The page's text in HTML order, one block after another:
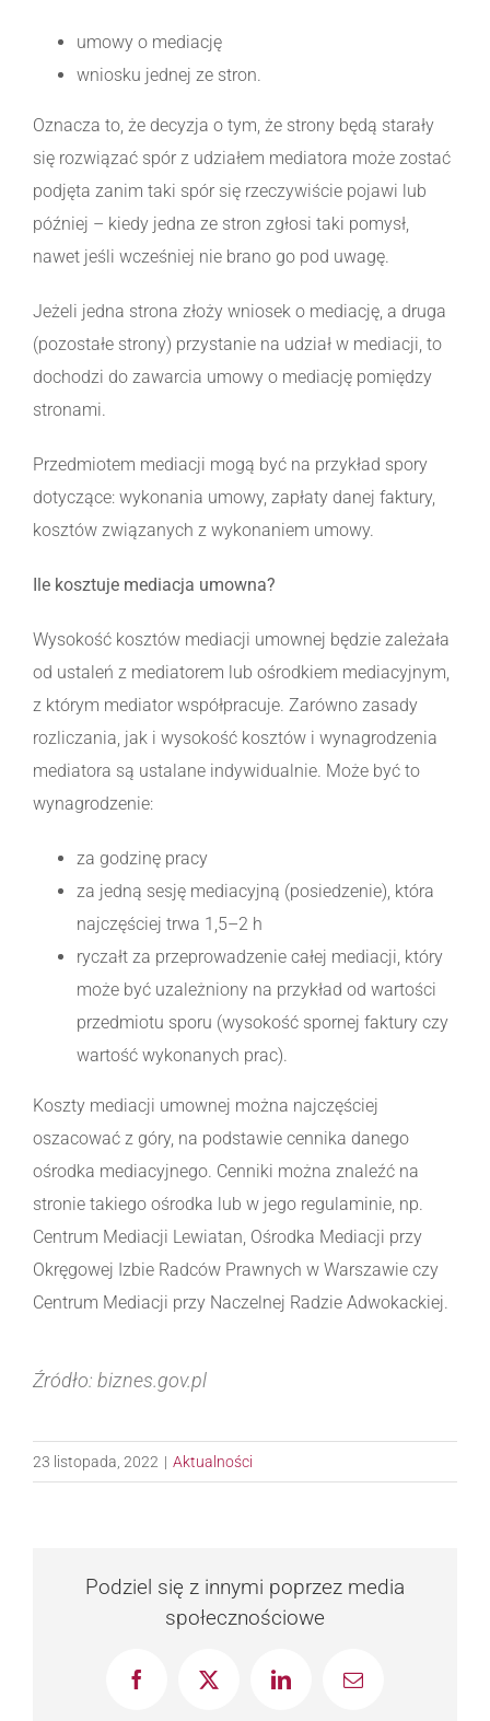
umowy o mediację
wniosku jednej ze stron.
Oznacza to, że decyzja o tym, że strony będą starały
się rozwiązać spór z udziałem mediatora może zostać
podjęta zanim taki spór się rzeczywiście pojawi lub
później – kiedy jedna ze stron zgłosi taki pomysł,
nawet jeśli wcześniej nie brano go pod uwagę.
Jeżeli jedna strona złoży wniosek o mediację, a druga
(pozostałe strony) przystanie na udział w mediacji, to
dochodzi do zawarcia umowy o mediację pomiędzy
stronami.
Przedmiotem mediacji mogą być na przykład spory
dotyczące: wykonania umowy, zapłaty danej faktury,
kosztów związanych z wykonaniem umowy.
Ile kosztuje mediacja umowna?
Wysokość kosztów mediacji umownej będzie zależała
od ustaleń z mediatorem lub ośrodkiem mediacyjnym,
z którym mediator współpracuje. Zarówno zasady
rozliczania, jak i wysokość kosztów i wynagrodzenia
mediatora są ustalane indywidualnie. Może być to
wynagrodzenie:
za godzinę pracy
za jedną sesję mediacyjną (posiedzenie), która
najczęściej trwa 1,5–2 h
ryczałt za przeprowadzenie całej mediacji, który
może być uzależniony na przykład od wartości
przedmiotu sporu (wysokość spornej faktury czy
wartość wykonanych prac).
Koszty mediacji umownej można najczęściej
oszacować z góry, na podstawie cennika danego
ośrodka mediacyjnego. Cenniki można znaleźć na
stronie takiego ośrodka lub w jego regulaminie, np.
Centrum Mediacji Lewiatan, Ośrodka Mediacji przy
Okręgowej Izbie Radców Prawnych w Warszawie czy
Centrum Mediacji przy Naczelnej Radzie Adwokackiej.
Źródło: biznes.gov.pl
23 listopada, 2022 | Aktualności
Podziel się z innymi poprzez media
społecznościowe
FacebookX LinkedInEmail